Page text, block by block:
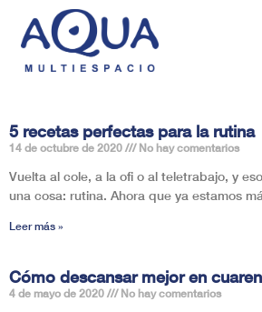
5 recetas perfectas para la rutina
14 de octubre de 2020 No hay comentarios
Vuelta al cole, a la ofi o al teletrabajo, y
una cosa: rutina. Ahora que ya estamos
Leer más »
Cómo descansar mejor en
4 de mayo de 2020 No hay comentarios